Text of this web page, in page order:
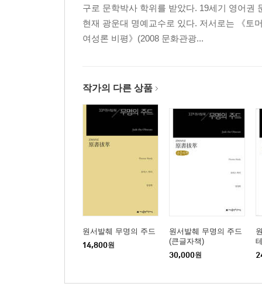
구로 문학박사 학위를 받았다. 19세기 영어권
현재 광운대 명예교수로 있다. 저서로는 《토
여성론 비평》(2008 문화관광...
작가의 다른 상품
원서발췌 무명의 주드
14,800원
원서발췌 무명의 주드
(큰글자책)
30,000원